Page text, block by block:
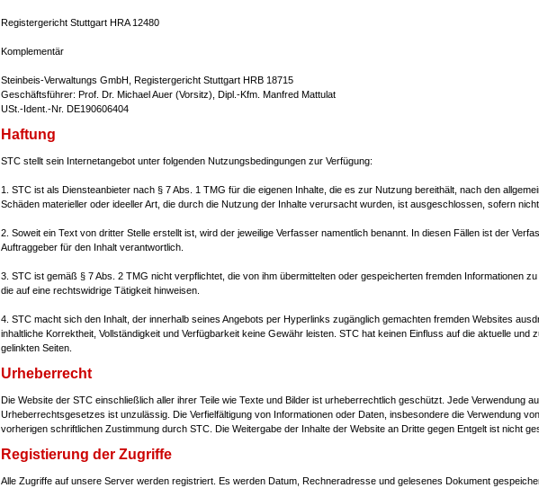
Registergericht Stuttgart HRA 12480
Komplementär
Steinbeis-Verwaltungs GmbH, Registergericht Stuttgart HRB 18715
Geschäftsführer: Prof. Dr. Michael Auer (Vorsitz), Dipl.-Kfm. Manfred Mattulat
USt.-Ident.-Nr. DE190606404
Haftung
STC stellt sein Internetangebot unter folgenden Nutzungsbedingungen zur Verfügung:
1. STC ist als Diensteanbieter nach § 7 Abs. 1 TMG für die eigenen Inhalte, die es zur Nutzung bereithält, nach den
Schäden materieller oder ideeller Art, die durch die Nutzung der Inhalte verursacht wurden, ist ausgeschlossen, sofern
2. Soweit ein Text von dritter Stelle erstellt ist, wird der jeweilige Verfasser namentlich benannt. In diesen Fällen ist der
Auftraggeber für den Inhalt verantwortlich.
3. STC ist gemäß § 7 Abs. 2 TMG nicht verpflichtet, die von ihm übermittelten oder gespeicherten fremden Informationen
die auf eine rechtswidrige Tätigkeit hinweisen.
4. STC macht sich den Inhalt, der innerhalb seines Angebots per Hyperlinks zugänglich gemachten fremden Websites
inhaltliche Korrektheit, Vollständigkeit und Verfügbarkeit keine Gewähr leisten. STC hat keinen Einfluss auf die aktuelle und
gelinkten Seiten.
Urheberrecht
Die Website der STC einschließlich aller ihrer Teile wie Texte und Bilder ist urheberrechtlich geschützt. Jede Verwendung
Urheberrechtsgesetzes ist unzulässig. Die Verfielfältigung von Informationen oder Daten, insbesondere die Verwendung
vorherigen schriftlichen Zustimmung durch STC. Die Weitergabe der Inhalte der Website an Dritte gegen Entgelt ist nicht
Registierung der Zugriffe
Alle Zugriffe auf unsere Server werden registriert. Es werden Datum, Rechneradresse und gelesenes Dokument